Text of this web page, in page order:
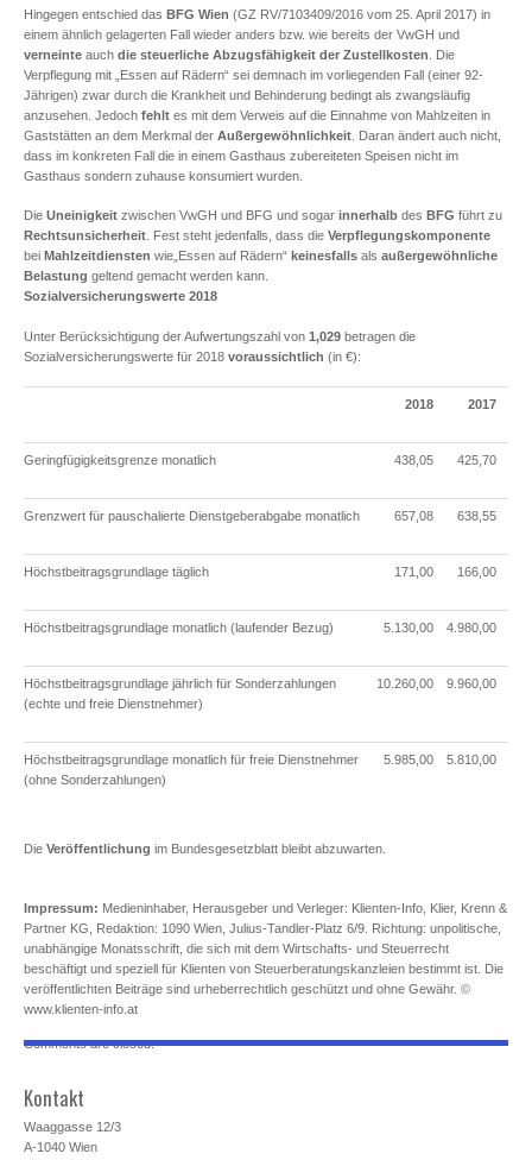
Hingegen entschied das BFG Wien (GZ RV/7103409/2016 vom 25. April 2017) in
einem ähnlich gelagerten Fall wieder anders bzw. wie bereits der VwGH und
verneinte auch die steuerliche Abzugsfähigkeit der Zustellkosten . Die
Verpflegung mit „Essen auf Rädern“ sei demnach im vorliegenden Fall (einer 92-
Jährigen) zwar durch die Krankheit und Behinderung bedingt als zwangsläufig
anzusehen. Jedoch fehlt es mit dem Verweis auf die Einnahme von Mahlzeiten in
Gaststätten an dem Merkmal der Außergewöhnlichkeit . Daran ändert auch nicht,
dass im konkreten Fall die in einem Gasthaus zubereiteten Speisen nicht im
Gasthaus sondern zuhause konsumiert wurden.
Die Uneinigkeit zwischen VwGH und BFG und sogar innerhalb des BFG führt zu
Rechtsunsicherheit . Fest steht jedenfalls, dass die Verpflegungskomponente
bei Mahlzeitdiensten wie„Essen auf Rädern“ keinesfalls als außergewöhnliche
Belastung geltend gemacht werden kann.
Sozialversicherungswerte 2018
Unter Berücksichtigung der Aufwertungszahl von 1,029 betragen die
Sozialversicherungswerte für 2018 voraussichtlich (in €):
2018 2017
Geringfügigkeitsgrenze monatlich 438,05 425,70
Grenzwert für pauschalierte Dienstgeberabgabe monatlich 657,08 638,55
Höchstbeitragsgrundlage täglich 171,00 166,00
Höchstbeitragsgrundlage monatlich (laufender Bezug) 5.130,00 4.980,00
Höchstbeitragsgrundlage jährlich für Sonderzahlungen
(echte und freie Dienstnehmer)
10.260,00 9.960,00
Höchstbeitragsgrundlage monatlich für freie Dienstnehmer
(ohne Sonderzahlungen)
5.985,00 5.810,00
Die Veröffentlichung im Bundesgesetzblatt bleibt abzuwarten.
Impressum: Medieninhaber, Herausgeber und Verleger: Klienten-Info, Klier, Krenn &
Partner KG, Redaktion: 1090 Wien, Julius-Tandler-Platz 6/9. Richtung: unpolitische,
unabhängige Monatsschrift, die sich mit dem Wirtschafts- und Steuerrecht
beschäftigt und speziell für Klienten von Steuerberatungskanzleien bestimmt ist. Die
veröffentlichten Beiträge sind urheberrechtlich geschützt und ohne Gewähr. ©
www.klienten-info.at
Comments are closed.
Kontakt
Waaggasse 12/3
A-1040 Wien